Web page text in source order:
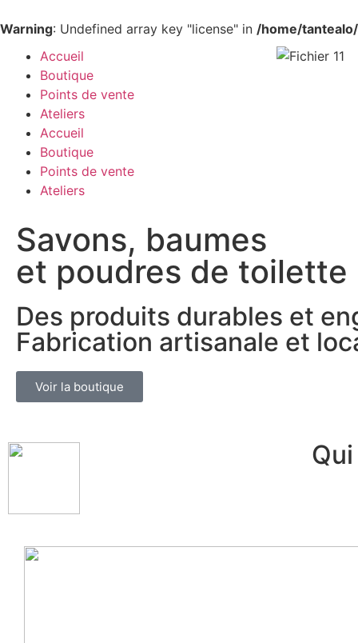
Warning: Undefined array key "license" in /home/
Accueil
Boutique
Points de vente
Ateliers
Accueil
Boutique
Points de vente
Ateliers
Savons, baumes
et poudres de toilette
Des produits durables et
Fabrication artisanale et
Voir la boutique